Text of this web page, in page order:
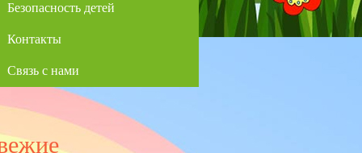
Безопасность детей
Контакты
Связь с нами